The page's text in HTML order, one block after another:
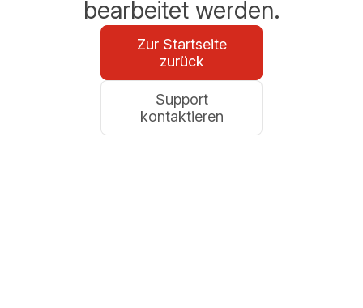
bearbeitet werden.
Zur Startseite
zurück
Support
kontaktieren